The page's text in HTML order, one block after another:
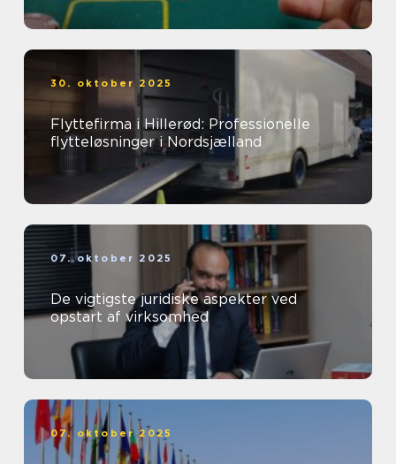
30. oktober 2025
Flyttefirma i Hillerød: Professionelle
flytteløsninger i Nordsjælland
07. oktober 2025
De vigtigste juridiske aspekter ved
opstart af virksomhed
07. oktober 2025